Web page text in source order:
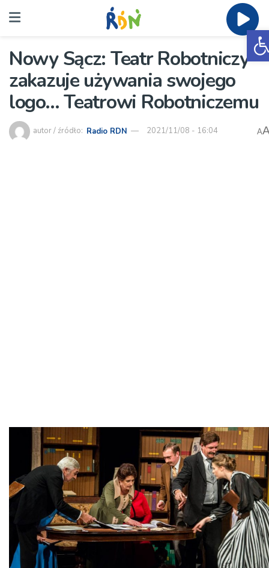
Nowy Sącz: Teatr Robotniczy
zakazuje używania swojego
logo… Teatrowi Robotniczemu
autor / źródło: Radio RDN 2021/11/08 - 16:04 A